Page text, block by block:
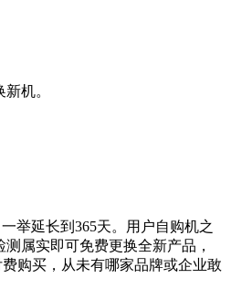
机。
举延长到365天。用户自购机之
属实即可免费更换全新产品，
购买，从未有哪家品牌或企业敢